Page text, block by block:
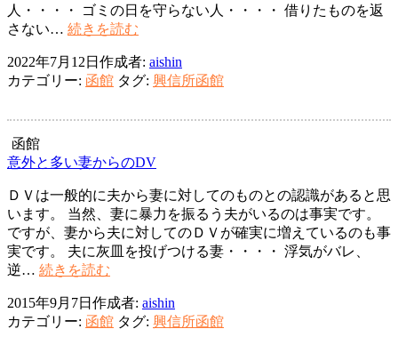
人・・・・ ゴミの日を守らない人・・・・ 借りたものを返
さない… 続きを読む
相
手
選
な
2022年7月12日 作成者: aishin
カテゴリー: 函館 タグ: 興信所函館
函館
意外と多い妻からのDV
ＤＶは一般的に夫から妻に対してのものとの認識があると思
います。 当然、妻に暴力を振るう夫がいるのは事実です。
ですが、妻から夫に対してのＤＶが確実に増えているのも事
実です。 夫に灰皿を投げつける妻・・・・ 浮気がバレ、
逆… 続きを読む
と
多
2015年9月7日 作成者: aishin
カテゴリー: 函館 タグ: 興信所函館